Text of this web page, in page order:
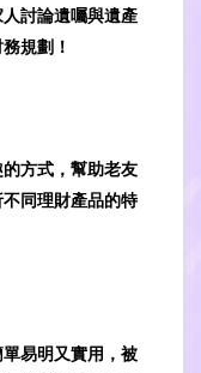
討論遺囑與遺產
規劃！
方式，幫助老友
同理財產品的特
易明又實用，被